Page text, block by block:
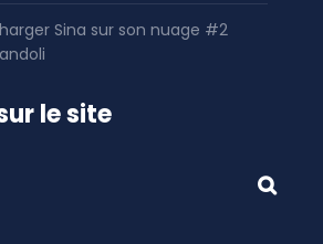
Sina sur son nuage #2
le site